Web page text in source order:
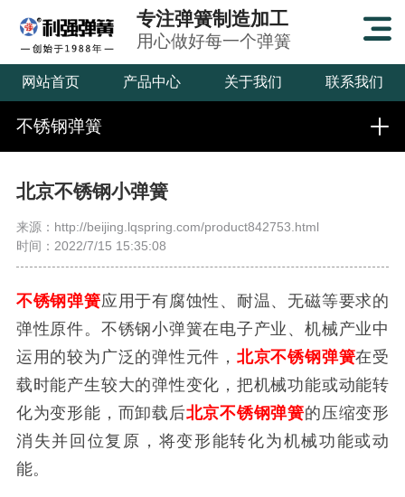
专注弹簧制造加工
用心做好每一个弹簧
网站首页 产品中心 关于我们 联系我们
不锈钢弹簧
北京不锈钢小弹簧
来源：http://beijing.lqspring.com/product842753.html
时间：2022/7/15 15:35:08
不锈钢弹簧应用于有腐蚀性、耐温、无磁等要求的
弹性原件。 不锈钢小弹簧在电子产业、机械产业中
运用的较为广泛的弹性元件， 北京不锈钢弹簧在受
载时能产生较大的弹性变化，把机械功能或动能转
化为变形能，而卸载后北京不锈钢弹簧的压缩变形
消失并回位复原，将变形能转化为机械功能或动
能。